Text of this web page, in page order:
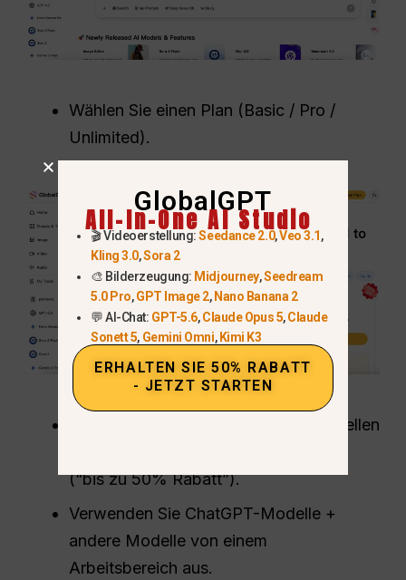
Wählen Sie einen Plan (Basic / Pro /
Unlimited).
Die Aktion sollte im Rahmen der aktuellen
(“bis zu 50% Rabatt”).
Verwenden Sie ChatGPT-Modelle +
andere Modelle von einem
Arbeitsbereich aus.
GlobalGPT
All-In-One AI Studio
🎬 Videoerstellung:Seedance 2.0,Veo 3.1,
Kling 3.0,Sora 2
🎨 Bilderzeugung: Midjourney,Seedream
5.0 Pro,GPT Image 2, Nano Banana 2
💬 AI-Chat: GPT-5.6,Claude Opus 5,Claude
Sonett 5, Gemini Omni, Kimi K3
ERHALTEN SIE 50% RABATT
- JETZT STARTEN